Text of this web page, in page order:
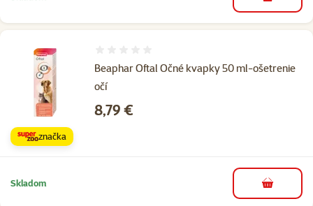
Beaphar Oftal Očné kvapky 50 ml-ošetrenie
očí
Cena
8,79 €
značka
Skladom do košíka